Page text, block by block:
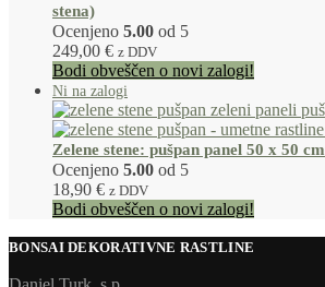
stena)
Ocenjeno 5.00 od 5
249,00 € z DDV
Bodi obveščen o novi zalogi!
Zelene stene: pušpan panel 50 x 50 cm
Ocenjeno 5.00 od 5
18,90 € z DDV
Bodi obveščen o novi zalogi!
BONSAI DEKORATIVNE RASTLINE